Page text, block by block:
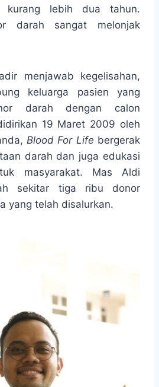
kurang lebih dua tahun.
darah sangat melonjak
menjawab kegelisahan,
keluarga pasien yang
darah dengan calon
19 Maret 2009 oleh
Blood For Life bergerak
darah dan juga edukasi
masyarakat. Mas Aldi
sekitar tiga ribu donor
yang telah disalurkan.